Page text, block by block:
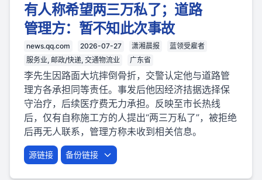
有人称希望两三万私了；道路
管理方：暂不知此次事故
news.qq.com 2026-07-27 潇湘晨报
蓝领受雇者
服务业, 邮政/快递, 交通物流业
广东省
李先生因路面大坑摔倒骨折，交警认定他与道路管
理方各承担同等责任。事发后他因经济拮据选择保
守治疗，后续医疗费无力承担。反映至市长热线
后，仅有自称施工方的人提出“两三万私了”，被拒绝
后再无人联系，管理方称未收到相关信息。
源链接 备份链接